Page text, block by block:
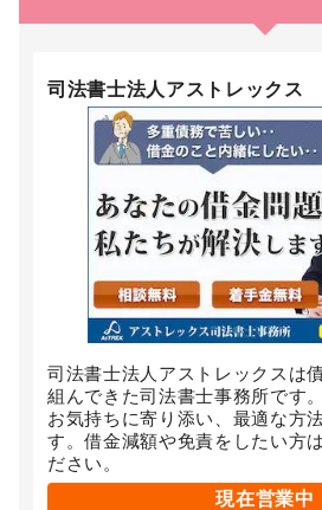
司法書士法人アストレックス
司法書士法人アストレックスは
組んできた司法書士事務所です
お気持ちに寄り添い、最適な方
す。借金減額や免責をしたい方
ださい。
現在営業中